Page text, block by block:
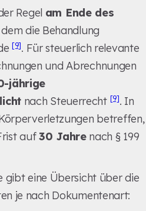
Regel am Ende des
dem die Behandlung
[9]. Für steuerlich relevante
und Abrechnungen
jährige
nach Steuerrecht [9]. In
betreffen,
auf30 Jahrenach § 199
gibt eine Übersicht über die
je nach Dokumentenart: